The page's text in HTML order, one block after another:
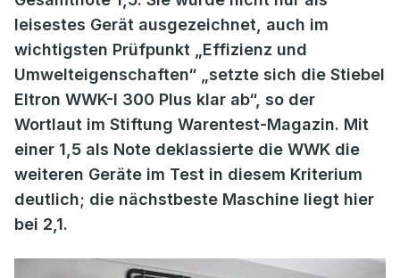
leisestes Gerät ausgezeichnet, auch im
wichtigsten Prüfpunkt „Effizienz und
Umwelteigenschaften“ „setzte sich die Stiebel
Eltron WWK-I 300 Plus klar ab“, so der
Wortlaut im Stiftung Warentest-Magazin. Mit
einer 1,5 als Note deklassierte die WWK die
weiteren Geräte im Test in diesem Kriterium
deutlich; die nächstbeste Maschine liegt hier
bei 2,1.